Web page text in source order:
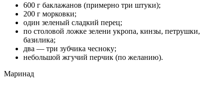
600 г баклажанов (примерно три штуки);
200 г морковки;
один зеленый сладкий перец;
по столовой ложке зелени укропа, кинзы, петрушки,
базилика;
два — три зубчика чесноку;
небольшой жгучий перчик (по желанию).
Маринад